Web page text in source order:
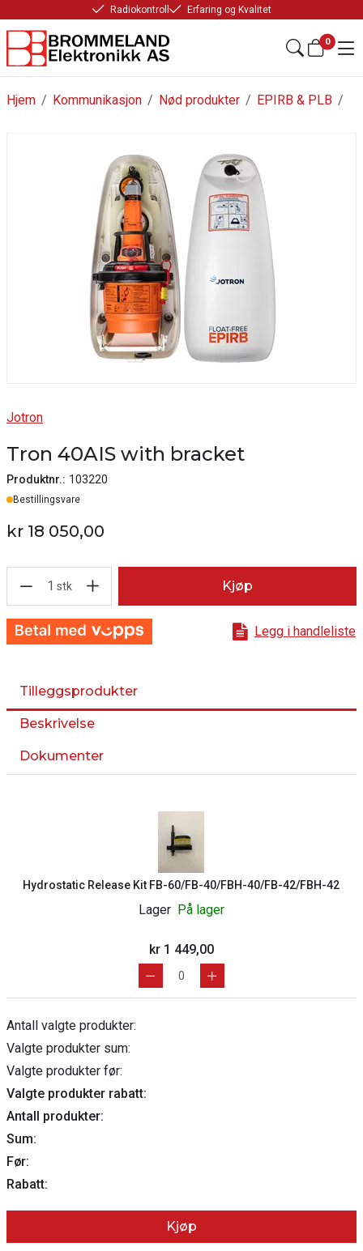
Radiokontroll Erfaring og Kvalitet
0
/
Hjem /
Kommunikasjon /
Nød produkter /
EPIRB & PLB
Jotron
Tron 40AIS with bracket
Produktnr.: 103220
Lager
Bestillingsvare
kr 18 050,00
1 stk Kjøp
Legg i handleliste
Tilleggsprodukter
Beskrivelse
Dokumenter
Hydrostatic Release Kit FB-60/FB-40/FBH-40/FB-42/FBH-42
Lager På lager
kr 1 449,00
Antall valgte produkter:
Valgte produkter sum:
Valgte produkter før:
Valgte produkter rabatt:
Antall produkter:
Sum:
Før:
Rabatt:
Kjøp